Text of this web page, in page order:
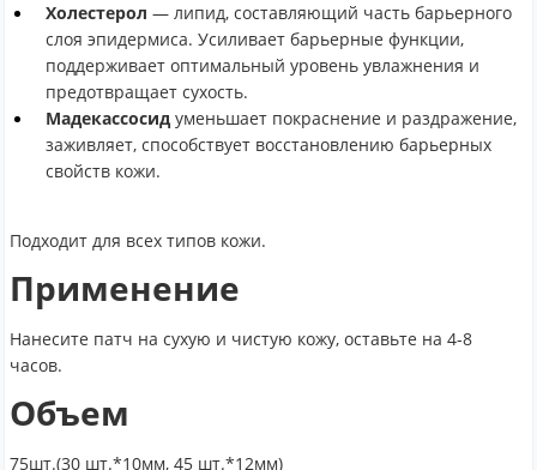
Холестерол — липид, составляющий часть барьерного
слоя эпидермиса. Усиливает барьерные функции,
поддерживает оптимальный уровень увлажнения и
предотвращает сухость.
Мадекассосид уменьшает покраснение и раздражение,
заживляет, способствует восстановлению барьерных
свойств кожи.
Подходит для всех типов кожи.
Применение
Нанесите патч на сухую и чистую кожу, оставьте на 4-8
часов.
Объем
75шт.(30 шт.*10мм, 45 шт.*12мм)